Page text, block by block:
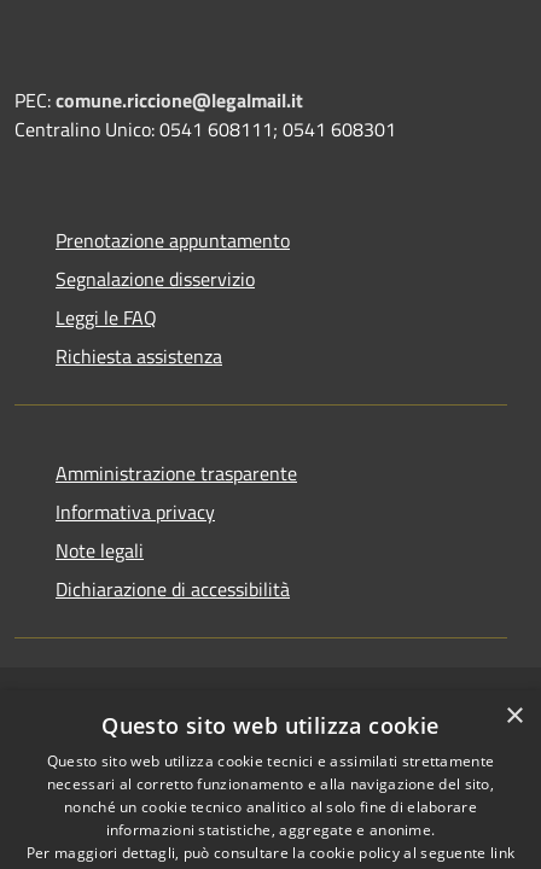
PEC:comune.riccione@legalmail.it
Centralino Unico: 0541 608111; 0541 608301
Prenotazione appuntamento
Segnalazione disservizio
Leggi le FAQ
Richiesta assistenza
Amministrazione trasparente
Informativa privacy
Note legali
Dichiarazione di accessibilità
Accessibilità
Privacy
Cookie
Mappa del sito
Area riservata
Copyright © 2026 • Comune di
Riccione • Powered by
Municipium•Accesso
redazione
×
Questo sito web utilizza cookie
Questo sito web utilizza cookie tecnici e assimilati strettamente
necessari al corretto funzionamento e alla navigazione del sito,
nonché un cookie tecnico analitico al solo fine di elaborare
informazioni statistiche, aggregate e anonime.
Per maggiori dettagli, può consultare la cookie policy al seguente link